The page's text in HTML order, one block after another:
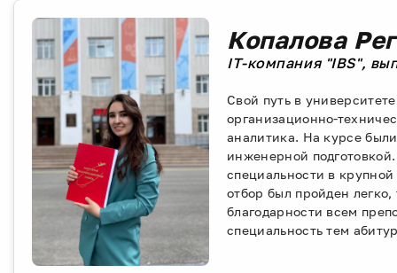
Копалова
IT-компания "IBS",
Свой путь в
организационно-
аналитика. На курсе
инженерной
специальности в
отбор был пройден
благодарности всем
специальность тем